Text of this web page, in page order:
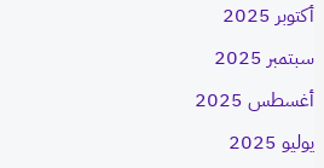
أكتوبر 2025
سبتمبر 2025
أغسطس 2025
يوليو 2025